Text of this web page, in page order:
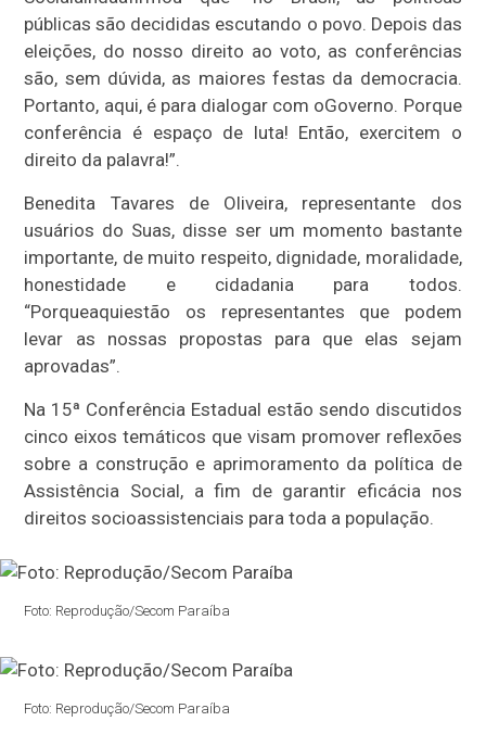
públicas são decididas escutando o povo. Depois das
eleições, do nosso direito ao voto, as conferências
são, sem dúvida, as maiores festas da democracia.
Portanto, aqui, é para dialogar com oGoverno. Porque
conferência é espaço de luta! Então, exercitem o
direito da palavra!”.
Benedita Tavares de Oliveira, representante dos
usuários do Suas, disse ser um momento bastante
importante, de muito respeito, dignidade, moralidade,
honestidade e cidadania para todos.
“Porqueaquiestão os representantes que podem
levar as nossas propostas para que elas sejam
aprovadas”.
Na 15ª Conferência Estadual estão sendo discutidos
cinco eixos temáticos que visam promover reflexões
sobre a construção e aprimoramento da política de
Assistência Social, a fim de garantir eficácia nos
direitos socioassistenciais para toda a população.
Foto: Reprodução/Secom Paraíba
Foto: Reprodução/Secom Paraíba